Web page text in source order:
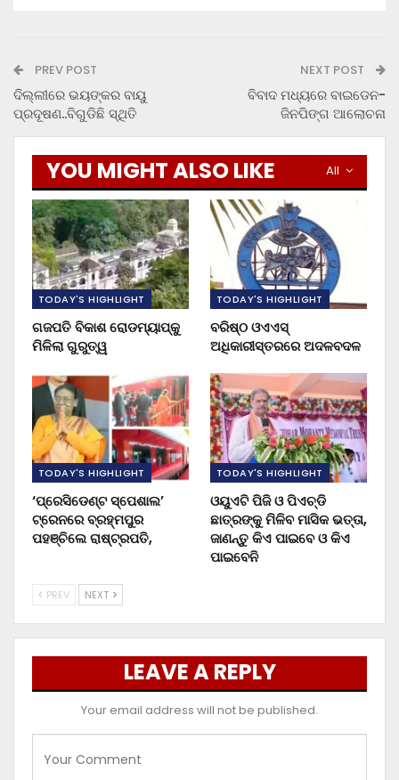
PREV POST
ଦିଲ୍ଲୀରେ ଭୟଙ୍କର ବାୟୁ
ପ୍ରଦୂଷଣ..ବିଗୁଡିଛି ସ୍ଥିତି
NEXT POST
ବିବାଦ ମଧ୍ୟରେ ବାଇଡେନ-
ଜିନପିଙ୍ଗ ଆଲୋଚନା
All
YOU MIGHT ALSO LIKE
TODAY'S HIGHLIGHT
ଗଜପତି ବିକାଶ ରୋଡମ୍ୟାପ୍‌କୁ
ମିଳିଲା ଗୁରୁତ୍ୱ
TODAY'S HIGHLIGHT
ବରିଷ୍ଠ ଓଏଏସ୍‌
ଅଧିକାରୀସ୍ତରରେ ଅଦଳବଦଳ
TODAY'S HIGHLIGHT
‘ପ୍ରେସିଡେଣ୍ଟ ସ୍ପେଶାଲ’
ଟ୍ରେନରେ ବ୍ରହ୍ମପୁର
ପହଞ୍ଚିଲେ ରାଷ୍ଟ୍ରପତି,
TODAY'S HIGHLIGHT
ଓୟୁଏଟି ପିଜି ଓ ପିଏଚ୍‌ଡି
ଛାତ୍ରଙ୍କୁ ମିଳିବ ମାସିକ ଭତ୍ତା,
ଜାଣନ୍ତୁ କିଏ ପାଇବେ ଓ କିଏ
ପାଇବେନି
PREV NEXT
LEAVE A REPLY
Your email address will not be published.